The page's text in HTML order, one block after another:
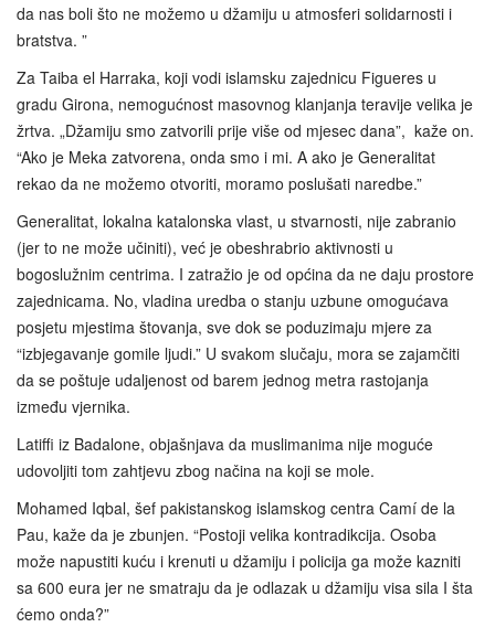
da nas boli što ne možemo u džamiju u atmosferi solidarnosti i
bratstva. ”
Za Taiba el Harraka, koji vodi islamsku zajednicu Figueres u
gradu Girona, nemogućnost masovnog klanjanja teravije velika je
žrtva. „Džamiju smo zatvorili prije više od mjesec dana”, kaže on.
“Ako je Meka zatvorena, onda smo i mi. A ako je Generalitat
rekao da ne možemo otvoriti, moramo poslušati naredbe.”
Generalitat, lokalna katalonska vlast, u stvarnosti, nije zabranio
(jer to ne može učiniti), već je obeshrabrio aktivnosti u
bogoslužnim centrima. I zatražio je od općina da ne daju prostore
zajednicama. No, vladina uredba o stanju uzbune omogućava
posjetu mjestima štovanja, sve dok se poduzimaju mjere za
“izbjegavanje gomile ljudi.” U svakom slučaju, mora se zajamčiti
da se poštuje udaljenost od barem jednog metra rastojanja
između vjernika.
Latiffi iz Badalone, objašnjava da muslimanima nije moguće
udovoljiti tom zahtjevu zbog načina na koji se mole.
Mohamed Iqbal, šef pakistanskog islamskog centra Camí de la
Pau, kaže da je zbunjen. “Postoji velika kontradikcija. Osoba
može napustiti kuću i krenuti u džamiju i policija ga može kazniti
sa 600 eura jer ne smatraju da je odlazak u džamiju visa sila I šta
ćemo onda?”